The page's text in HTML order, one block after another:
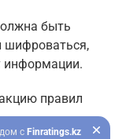
быть
шифроваться,
информации.
правил
с Finratings.kz